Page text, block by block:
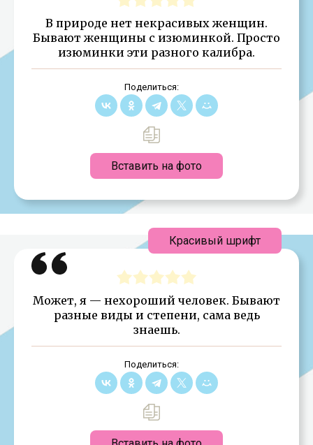
В природе нет некрасивых женщин.
Бывают женщины с изюминкой. Просто
изюминки эти разного калибра.
Поделиться:
Вставить на фото
Может, я — нехороший человек. Бывают
разные виды и степени, сама ведь
знаешь.
Поделиться:
Красивый шрифт